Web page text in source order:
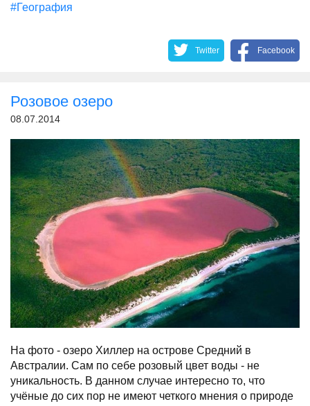
#География
Twitter Facebook
Розовое озеро
08.07.2014
На фото - озеро Хиллер на острове Средний в
Австралии. Сам по себе розовый цвет воды - не
уникальность. В данном случае интересно то, что
учёные до сих пор не имеют четкого мнения о природе